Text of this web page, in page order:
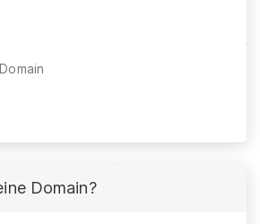
Domain?